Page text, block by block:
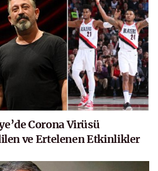
Corona Virüsü
ve Ertelenen Etkinlikler